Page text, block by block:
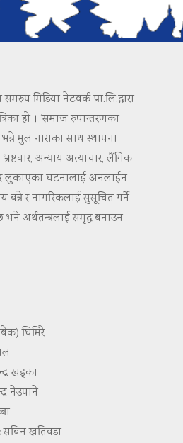
मिडिया नेटवर्क प्रा.लि.द्वारा
हो । ‘समाज रुपान्तरणका
मुल नाराका साथ स्थापना
अन्याय अत्याचार, लैंगिक
लुकाएका घटनालाई अनलाईन
बन्ने र नागरिकलाई सुसूचित गर्ने
भने अर्थतन्त्रलाई समृद्ध बनाउन
घिमिरे
खड्का
नेउपाने
सबिन खतिवडा